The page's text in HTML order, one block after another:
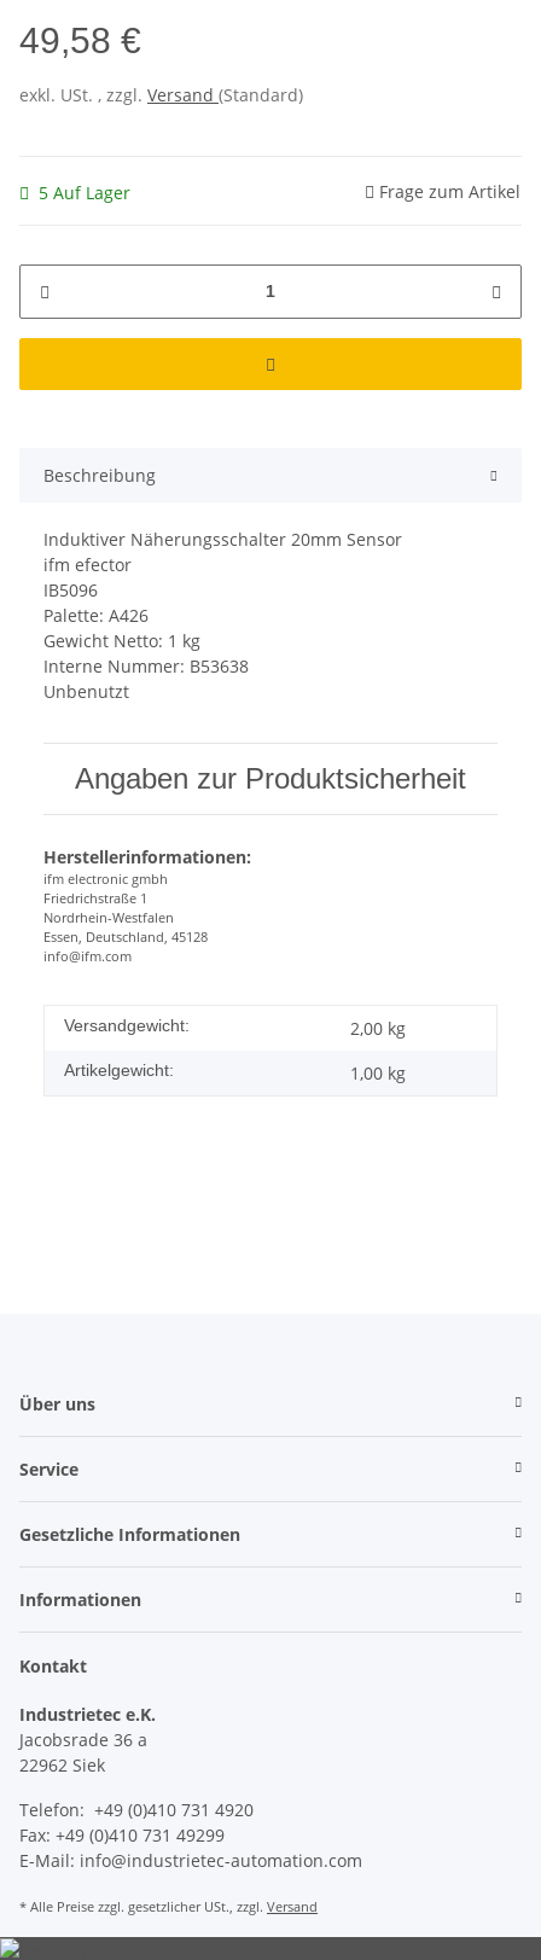
49,58 €
exkl. USt. , zzgl. Versand (Standard)
5 Auf Lager Frage zum Artikel
Beschreibung
Induktiver Näherungsschalter 20mm Sensor
ifm efector
IB5096
Palette: A426
Gewicht Netto: 1 kg
Interne Nummer: B53638
Unbenutzt
Angaben zur Produktsicherheit
Herstellerinformationen:
ifm electronic gmbh
Friedrichstraße 1
Nordrhein-Westfalen
Essen, Deutschland, 45128
info@ifm.com
Versandgewicht: 2,00 kg
Artikelgewicht: 1,00 kg
Über uns
Service
Gesetzliche Informationen
Informationen
Kontakt
Industrietec e.K.
Jacobsrade 36 a
22962 Siek
Telefon: +49 (0)410 731 4920
Fax: +49 (0)410 731 49299
E-Mail: info@industrietec-automation.com
* Alle Preise zzgl. gesetzlicher USt., zzgl. Versand